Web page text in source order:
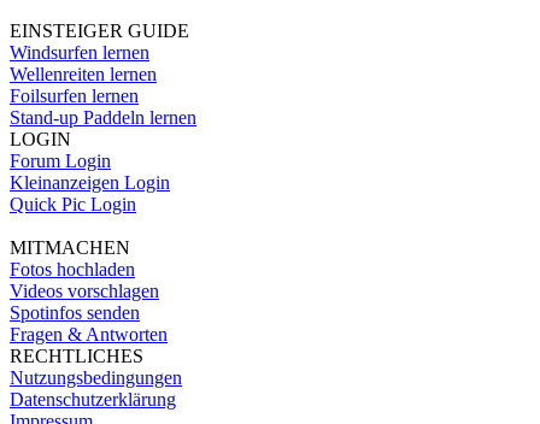
EINSTEIGER GUIDE
Windsurfen lernen
Wellenreiten lernen
Foilsurfen lernen
Stand-up Paddeln lernen
LOGIN
Forum Login
Kleinanzeigen Login
Quick Pic Login
MITMACHEN
Fotos hochladen
Videos vorschlagen
Spotinfos senden
Fragen & Antworten
RECHTLICHES
Nutzungsbedingungen
Datenschutzerklärung